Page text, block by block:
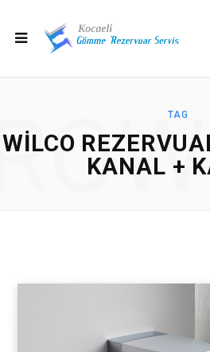
TAG
WILCO
KANAL +